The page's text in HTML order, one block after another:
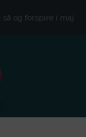
og forspire i maj